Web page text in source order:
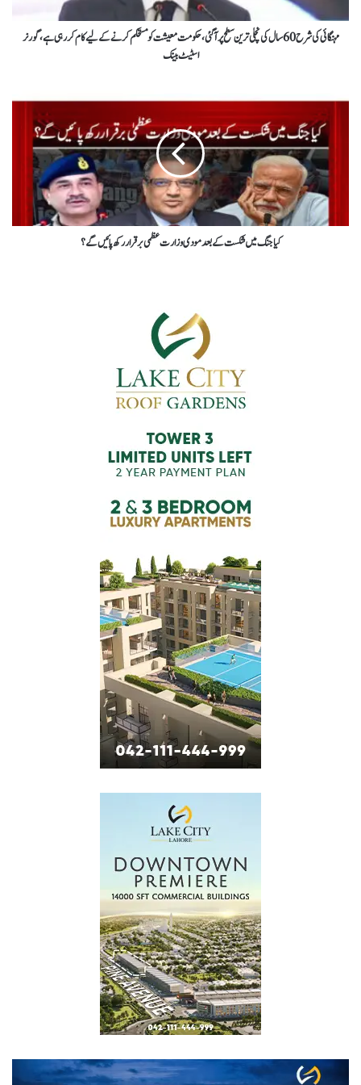
مہنگائی کی شرح 60 سال کی نچلی ترین سطح پر آگئی،حکومت معیشت کو مستحکم کرنے کے لیے کام کر رہی ہے ، گورنر
اسٹیٹ بینک
کیا جنگ میں شکست کے بعد مودی وزارت عظمی برقرار رکھ پائیں گے؟